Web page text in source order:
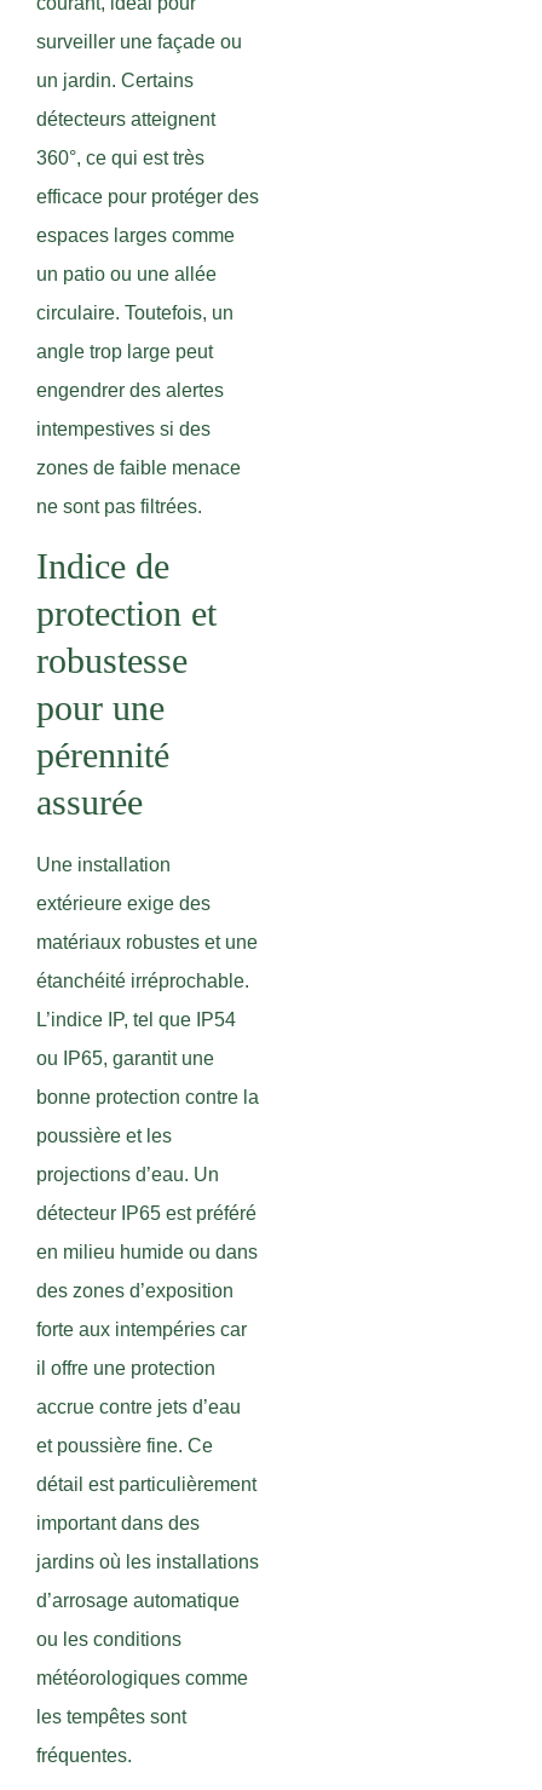
surveiller une façade ou
un jardin. Certains
détecteurs atteignent
360°, ce qui est très
efficace pour protéger des
espaces larges comme
un patio ou une allée
circulaire. Toutefois, un
angle trop large peut
engendrer des alertes
intempestives si des
zones de faible menace
ne sont pas filtrées.
Indice de
protection et
robustesse
pour une
pérennité
assurée
Une installation
extérieure exige des
matériaux robustes et une
étanchéité irréprochable.
L’indice IP, tel que IP54
ou IP65, garantit une
bonne protection contre la
poussière et les
projections d’eau. Un
détecteur IP65 est préféré
en milieu humide ou dans
des zones d’exposition
forte aux intempéries car
il offre une protection
accrue contre jets d’eau
et poussière fine. Ce
détail est particulièrement
important dans des
jardins où les installations
d’arrosage automatique
ou les conditions
météorologiques comme
les tempêtes sont
fréquentes.